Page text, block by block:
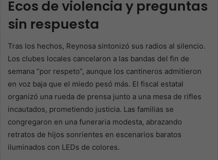
Ecos de violencia y preguntas
sin respuesta
Tras los hechos, Reynosa sintonizó sus radios al silencio.
Los clubes locales cancelaron a las bandas del fin de
semana “por respeto”, aunque los cantineros admitieron
en voz baja que el miedo pesó más. El fiscal estatal
organizó una rueda de prensa junto a una mesa de rifles
incautados, prometiendo justicia. Las familias se
congregaron en una funeraria modesta, abrazando
retratos de hijos sonrientes en escenarios baratos
iluminados con LEDs de colores.